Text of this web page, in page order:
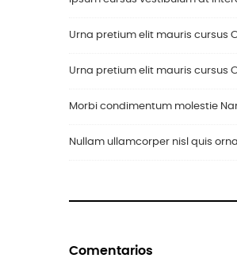
Urna pretium elit mauris cursus
Urna pretium elit mauris cursus
Morbi condimentum molestie
Nullam ullamcorper nisl quis
Comentarios